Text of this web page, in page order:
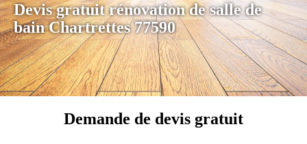
Devis gratuit rénovation de salle de
bain Chartrettes 77590
Demande de devis gratuit